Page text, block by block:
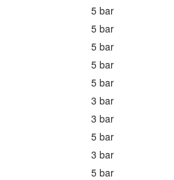
5 bar
5 bar
5 bar
5 bar
5 bar
3 bar
3 bar
5 bar
3 bar
5 bar